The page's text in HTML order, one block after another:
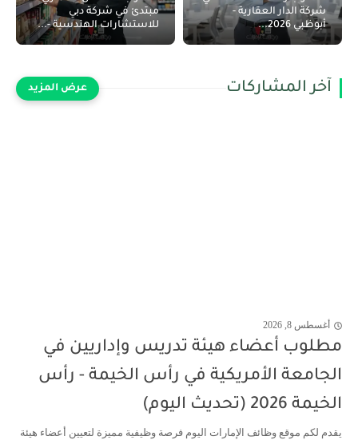
شركة الدار العقارية -
أبوظبي 2026...
مبتدئ في شركة دبي
للاستشارات الهندسية -...
آخر المشاركات
أغسطس 8, 2026
مطلوب أعضاء هيئة تدريس وإداريين في
الجامعة الأمريكية في رأس الخيمة - رأس
الخيمة 2026 (تحديث اليوم)
يقدم لكم موقع وظائف الإمارات اليوم فرصة وظيفية مميزة لتعيين أعضاء هيئة